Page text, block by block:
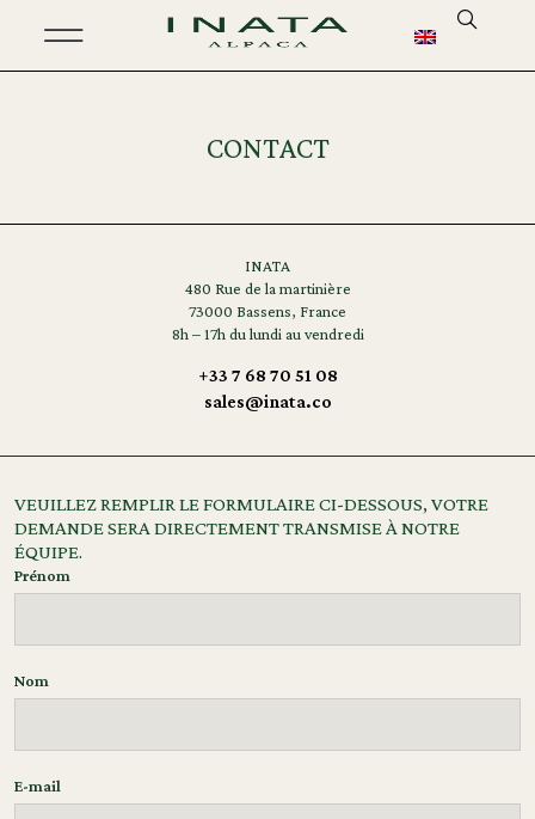
CONTACT
INATA
480 Rue de la martinière
73000 Bassens, France
8h – 17h du lundi au vendredi
+33 7 68 70 51 08
sales@inata.co
VEUILLEZ REMPLIR LE FORMULAIRE CI-DESSOUS, VOTRE
DEMANDE SERA DIRECTEMENT TRANSMISE À NOTRE
ÉQUIPE.
Prénom
Nom
E-mail